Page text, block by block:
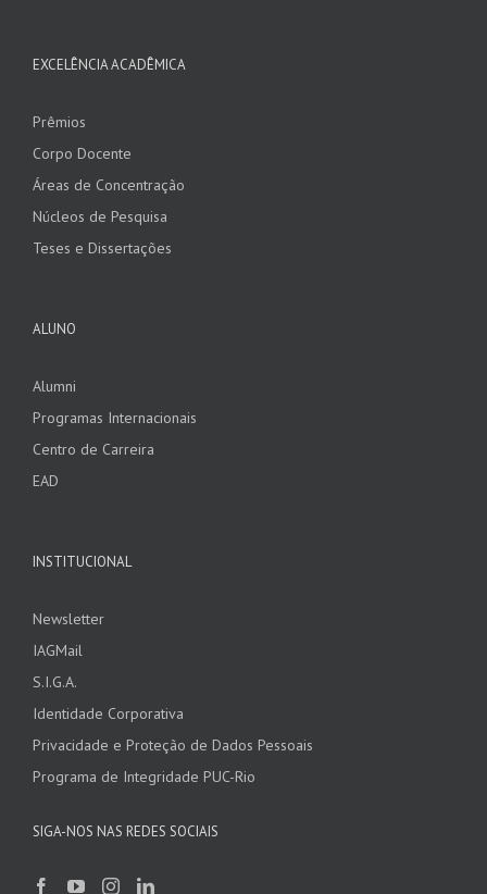
EXCELÊNCIA ACADÊMICA
Prêmios
Corpo Docente
Áreas de Concentração
Núcleos de Pesquisa
Teses e Dissertações
ALUNO
Alumni
Programas Internacionais
Centro de Carreira
EAD
INSTITUCIONAL
Newsletter
IAGMail
S.I.G.A.
Identidade Corporativa
Privacidade e Proteção de Dados Pessoais
Programa de Integridade PUC-Rio
SIGA-NOS NAS REDES SOCIAIS